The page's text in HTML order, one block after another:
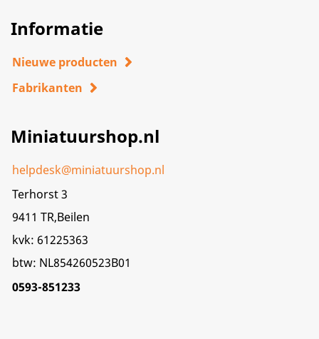
Informatie
Nieuwe producten
Fabrikanten
Miniatuurshop.nl
helpdesk@miniatuurshop.nl
Terhorst 3
9411 TR,Beilen
kvk: 61225363
btw: NL854260523B01
0593-851233